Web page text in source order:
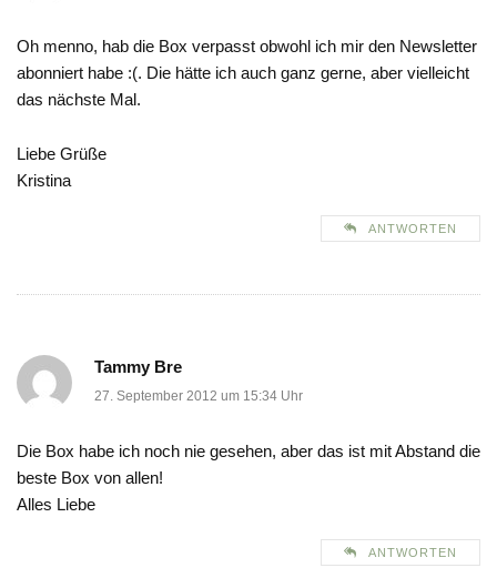
Oh menno, hab die Box verpasst obwohl ich mir den Newsletter
abonniert habe :(. Die hätte ich auch ganz gerne, aber vielleicht
das nächste Mal.
Liebe Grüße
Kristina
ANTWORTEN
Tammy Bre
27. September 2012 um 15:34 Uhr
Die Box habe ich noch nie gesehen, aber das ist mit Abstand die
beste Box von allen!
Alles Liebe
ANTWORTEN